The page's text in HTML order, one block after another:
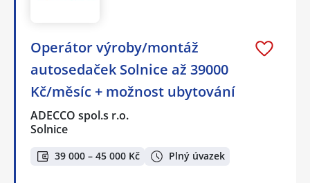
Operátor výroby/montáž
autosedaček Solnice až 39000
Kč/měsíc + možnost ubytování
ADECCO spol.s r.o.
Solnice
39 000 – 45 000 Kč Plný úvazek